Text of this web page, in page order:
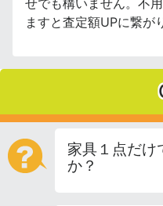
せでも構いません。不
ますと査定額UPに繋が
家具１点だけ
か？